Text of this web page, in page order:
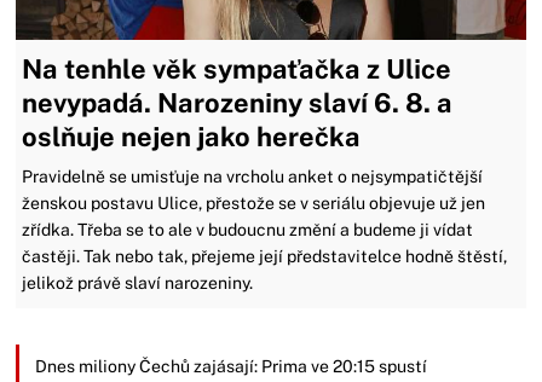
Na tenhle věk sympaťačka z Ulice
nevypadá. Narozeniny slaví 6. 8. a
oslňuje nejen jako herečka
Pravidelně se umisťuje na vrcholu anket o nejsympatičtější
ženskou postavu Ulice, přestože se v seriálu objevuje už jen
zřídka. Třeba se to ale v budoucnu změní a budeme ji vídat
častěji. Tak nebo tak, přejeme její představitelce hodně štěstí,
jelikož právě slaví narozeniny.
Dnes miliony Čechů zajásají: Prima ve 20:15 spustí